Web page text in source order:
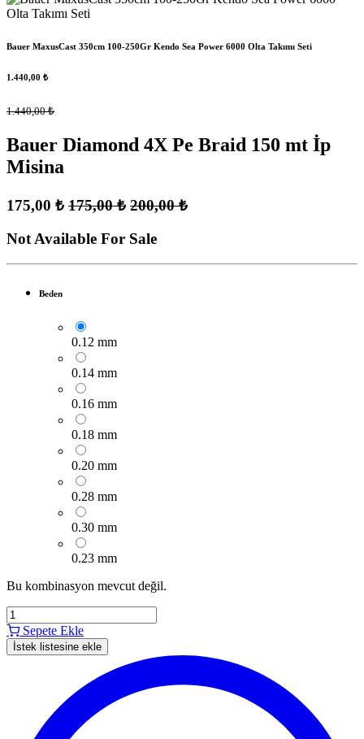
Bauer MaxusCast 350cm 100-250Gr Kendo Sea Power 6000 Olta Takımı Seti
1.440,00 ₺
1.440,00₺
Bauer Diamond 4X Pe Braid 150 mt İp
Misina
175,00 ₺ 175,00₺ 200,00₺
Not Available For Sale
Beden
0.12 mm
0.14 mm
0.16 mm
0.18 mm
0.20 mm
0.28 mm
0.30 mm
0.23 mm
Bu kombinasyon mevcut değil.
Sepete Ekle
İstek listesine ekle